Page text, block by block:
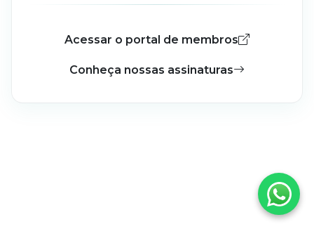
Acessar o portal de membros
Conheça nossas assinaturas